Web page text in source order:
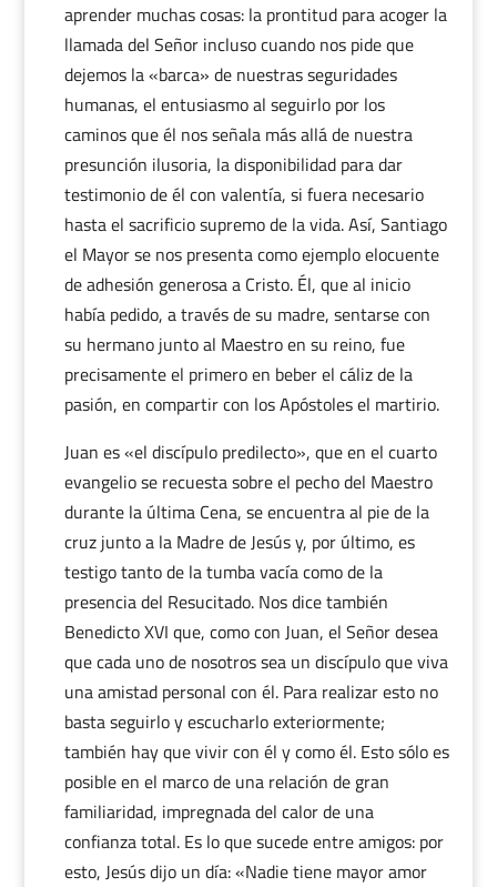
aprender muchas cosas: la prontitud para acoger la
llamada del Señor incluso cuando nos pide que
dejemos la «barca» de nuestras seguridades
humanas, el entusiasmo al seguirlo por los
caminos que él nos señala más allá de nuestra
presunción ilusoria, la disponibilidad para dar
testimonio de él con valentía, si fuera necesario
hasta el sacrificio supremo de la vida. Así, Santiago
el Mayor se nos presenta como ejemplo elocuente
de adhesión generosa a Cristo. Él, que al inicio
había pedido, a través de su madre, sentarse con
su hermano junto al Maestro en su reino, fue
precisamente el primero en beber el cáliz de la
pasión, en compartir con los Apóstoles el martirio.
Juan es «el discípulo predilecto», que en el cuarto
evangelio se recuesta sobre el pecho del Maestro
durante la última Cena, se encuentra al pie de la
cruz junto a la Madre de Jesús y, por último, es
testigo tanto de la tumba vacía como de la
presencia del Resucitado. Nos dice también
Benedicto XVI que, como con Juan, el Señor desea
que cada uno de nosotros sea un discípulo que viva
una amistad personal con él. Para realizar esto no
basta seguirlo y escucharlo exteriormente;
también hay que vivir con él y como él. Esto sólo es
posible en el marco de una relación de gran
familiaridad, impregnada del calor de una
confianza total. Es lo que sucede entre amigos: por
esto, Jesús dijo un día: «Nadie tiene mayor amor